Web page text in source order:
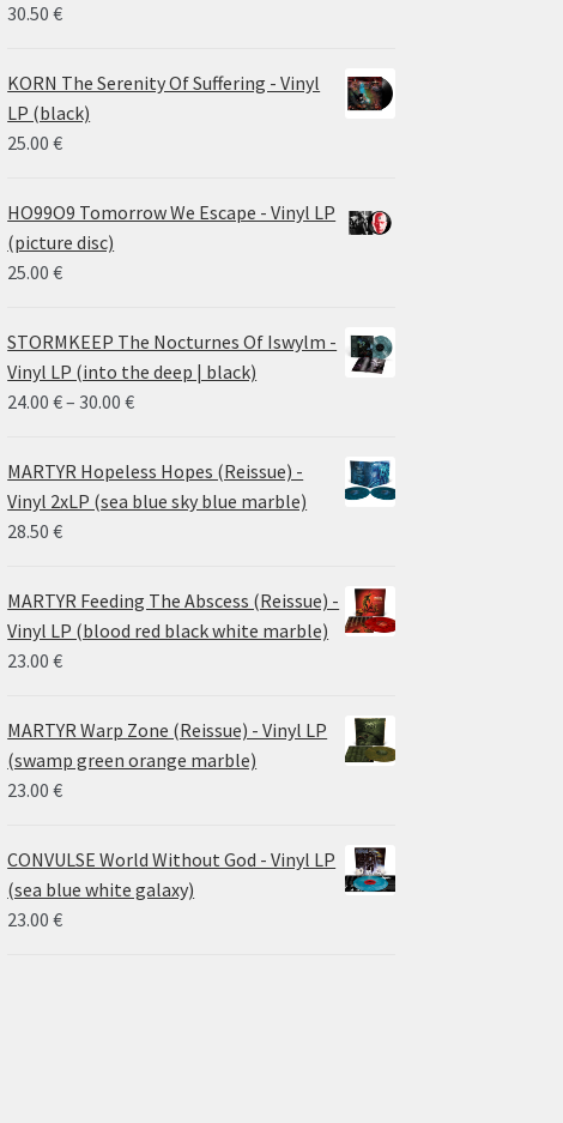
30.50€
KORN The Serenity Of Suffering - Vinyl
LP (black)
25.00€
HO99O9 Tomorrow We Escape - Vinyl LP
(picture disc)
25.00€
STORMKEEP The Nocturnes Of Iswylm -
Vinyl LP (into the deep | black)
24.00€– 30.00€Price
24.00 €
through
MARTYR Hopeless Hopes (Reissue) -
Vinyl 2xLP (sea blue sky blue marble)
28.50€
MARTYR Feeding The Abscess (Reissue) -
Vinyl LP (blood red black white marble)
23.00€
MARTYR Warp Zone (Reissue) - Vinyl LP
(swamp green orange marble)
23.00€
CONVULSE World Without God - Vinyl LP
(sea blue white galaxy)
23.00€